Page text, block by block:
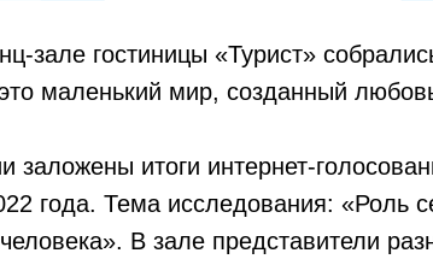
зале гостиницы «Турист»
маленький мир, созданный
заложены итоги интернет-
года. Тема исследования: «Роль
В зале представители